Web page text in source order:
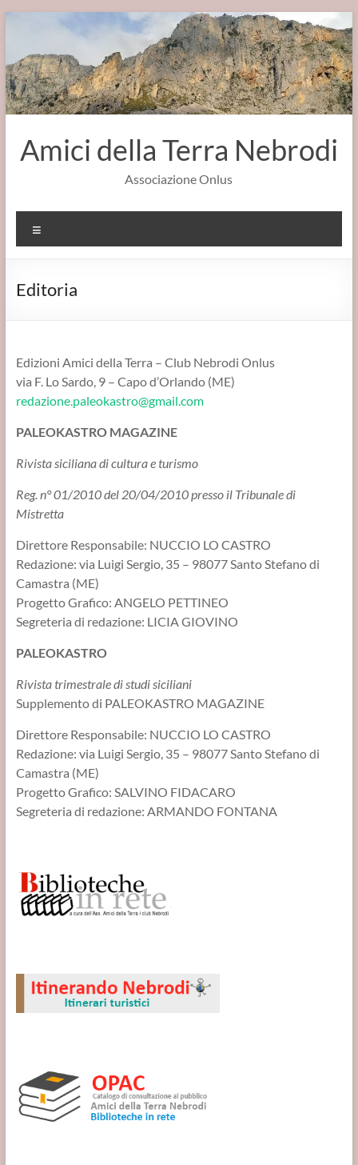
Salta
contenuto
Amici della Terra Nebrodi
Associazione Onlus
Editoria
Edizioni Amici della Terra – Club Nebrodi Onlus
via F. Lo Sardo, 9 – Capo d’Orlando (ME)
redazione.paleokastro@gmail.com
PALEOKASTRO MAGAZINE
Rivista siciliana di cultura e turismo
Reg. n° 01/2010 del 20/04/2010 presso il Tribunale di
Mistretta
Direttore Responsabile: NUCCIO LO CASTRO
Redazione: via Luigi Sergio, 35 – 98077 Santo Stefano di
Camastra (ME)
Progetto Grafico: ANGELO PETTINEO
Segreteria di redazione: LICIA GIOVINO
PALEOKASTRO
Rivista trimestrale di studi siciliani
Supplemento di PALEOKASTRO MAGAZINE
Direttore Responsabile: NUCCIO LO CASTRO
Redazione: via Luigi Sergio, 35 – 98077 Santo Stefano di
Camastra (ME)
Progetto Grafico: SALVINO FIDACARO
Segreteria di redazione: ARMANDO FONTANA